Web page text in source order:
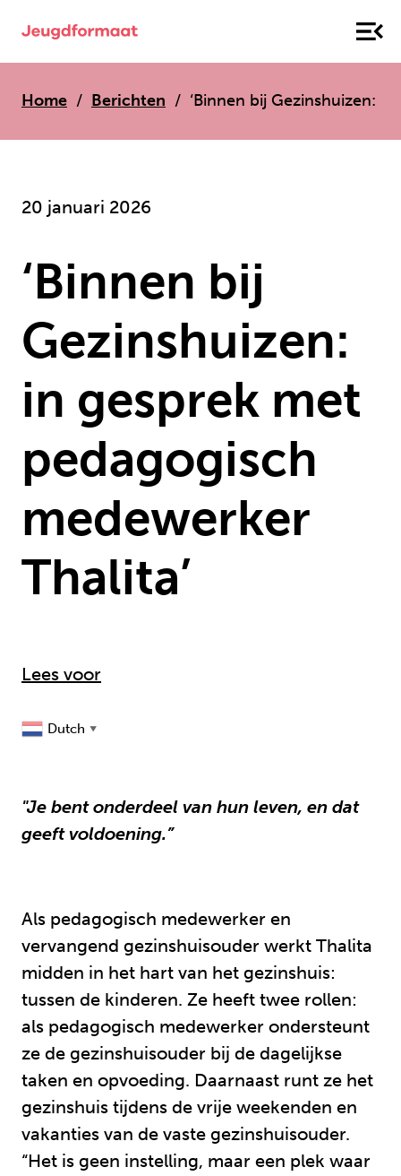
Home Berichten ‘Binnen bij Gezinshuizen:
20 januari 2026
‘Binnen bij
Gezinshuizen:
in gesprek met
pedagogisch
medewerker
Thalita’
Lees voor
Dutch ▼
"Je bent onderdeel van hun leven, en dat
geeft voldoening.”
Als pedagogisch medewerker en
vervangend gezinshuisouder werkt Thalita
midden in het hart van het gezinshuis:
tussen de kinderen. Ze heeft twee rollen:
als pedagogisch medewerker ondersteunt
ze de gezinshuisouder bij de dagelijkse
taken en opvoeding. Daarnaast runt ze het
gezinshuis tijdens de vrije weekenden en
vakanties van de vaste gezinshuisouder.
“Het is geen instelling, maar een plek waar